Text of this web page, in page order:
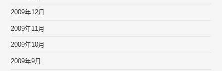
2009年12月
2009年11月
2009年10月
2009年9月